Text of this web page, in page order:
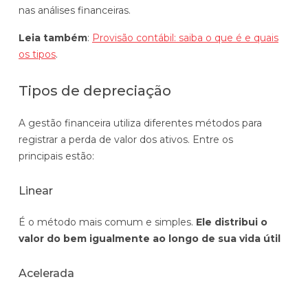
nas análises financeiras.
Leia também: Provisão contábil: saiba o que é e quais
os tipos.
Tipos de depreciação
A gestão financeira utiliza diferentes métodos para
registrar a perda de valor dos ativos. Entre os
principais estão:
Linear
É o método mais comum e simples. Ele distribui o
valor do bem igualmente ao longo de sua vida útil
Acelerada